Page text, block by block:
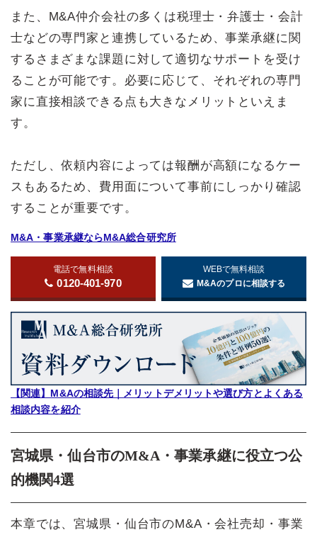
また、M&A仲介会社の多くは税理士・弁護士・会計
士などの専門家と連携しているため、事業承継に関
するさまざまな課題に対して適切なサポートを受け
ることが可能です。必要に応じて、それぞれの専門
家に直接相談できる点も大きなメリットといえま
す。
ただし、依頼内容によっては報酬が高額になるケー
スもあるため、費用面について事前にしっかり確認
することが重要です。
M&A・事業承継ならM&A総合研究所
電話で無料相談
0120-401-970
WEBで無料相談
M&Aのプロに相談する
【関連】M&Aの相談先｜メリットデメリットや選び方とよくある
相談内容を紹介
宮城県・仙台市のM&A・事業承継に役立つ公
的機関4選
本章では、宮城県・仙台市のM&A・会社売却・事業